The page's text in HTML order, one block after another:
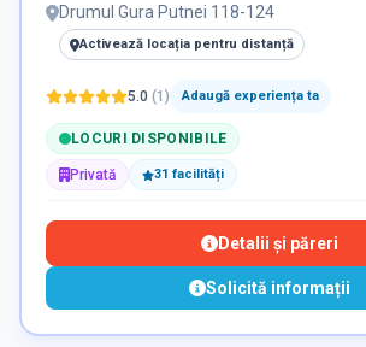
Drumul Gura Putnei 118-124
Activează locația pentru distanță
5.0 (1 ) Adaugă experiența ta
LOCURI DISPONIBILE
Privată 31 facilități
Detalii și păreri
Solicită informații